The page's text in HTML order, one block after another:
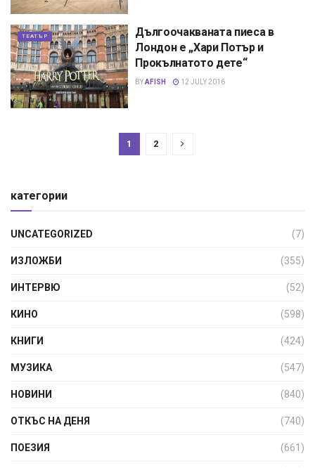
ТЕАТЪР
Дългоочакваната пиеса в
Лондон е „Хари Потър и
Прокълнатото дете“
BYAFISH 12 JULY 2016
1 2
категории
UNCATEGORIZED (7)
ИЗЛОЖБИ (355)
ИНТЕРВЮ (52)
КИНО (598)
КНИГИ (424)
МУЗИКА (547)
НОВИНИ (840)
ОТКЪС НА ДЕНЯ (740)
ПОЕЗИЯ (661)